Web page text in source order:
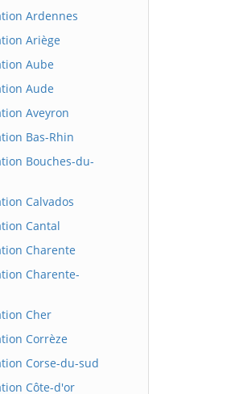
Ardennes
Ariège
Aube
Aude
Aveyron
Bas-Rhin
Bouches-du-
Calvados
Cantal
Charente
Charente-
Cher
Corrèze
Corse-du-sud
Côte-d'or